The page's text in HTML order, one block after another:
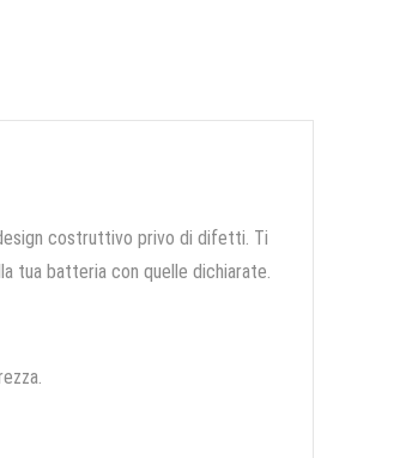
costruttivo privo di difetti. Ti
tua batteria con quelle dichiarate.